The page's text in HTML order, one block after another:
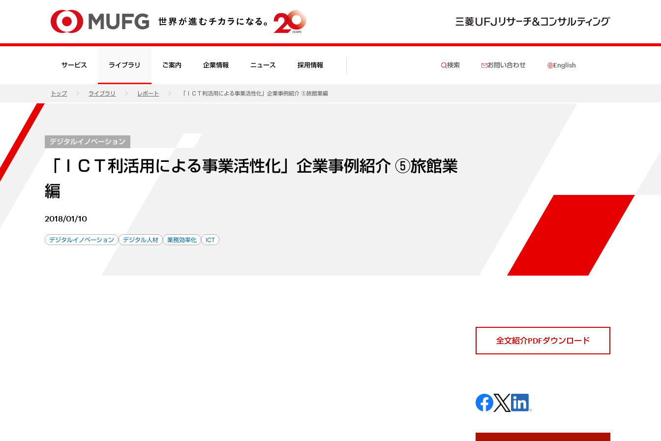
サービス ライブラリ ご案内 企業情報 ニュース 採用情報 検索 お問い合わせ English
トップ ライブラリ レポート 「ＩＣＴ利活用による事業活性化」企業事例紹介 ⑤旅館業編
デジタルイノベーション
「ＩＣＴ利活用による事業活性化」企業事例紹介 ⑤旅館業
編
2018/01/10
デジタルイノベーション デジタル人材 業務効率化 ICT
全文紹介PDFダウンロード